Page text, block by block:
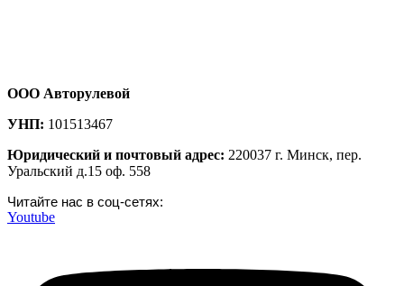
ООО Авторулевой
УНП: 101513467
Юридический и почтовый адрес: 220037 г. Минск, пер.
Уральский д.15 оф. 558
Читайте нас в соц-сетях:
Youtube